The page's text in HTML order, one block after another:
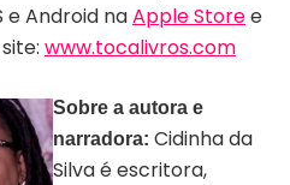
e Android naApple Storee
www.tocalivros.com
Sobre a autora e
narradora: Cidinha da
Silva é escritora,